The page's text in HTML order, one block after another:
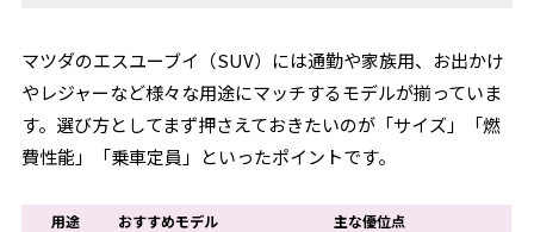
マツダのエスユーブイ（SUV）には通勤や家族用、お出かけ
やレジャーなど様々な用途にマッチするモデルが揃っていま
す。選び方としてまず押さえておきたいのが「サイズ」「燃
費性能」「乗車定員」といったポイントです。
用途 おすすめモデル
主な優位点